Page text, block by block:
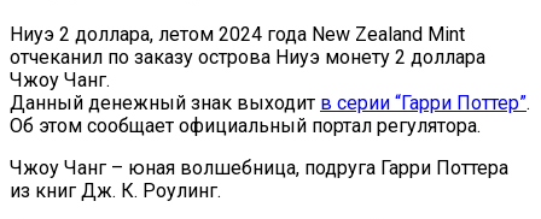
Ниуэ 2 доллара, летом 2024 года New Zealand Mint
отчеканил по заказу острова Ниуэ монету 2 доллара
Чжоу Чанг.
Данный денежный знак выходит в серии “Гарри Поттер”.
Об этом сообщает официальный портал регулятора.
Чжоу Чанг – юная волшебница, подруга Гарри Поттера
из книг Дж. К. Роулинг.